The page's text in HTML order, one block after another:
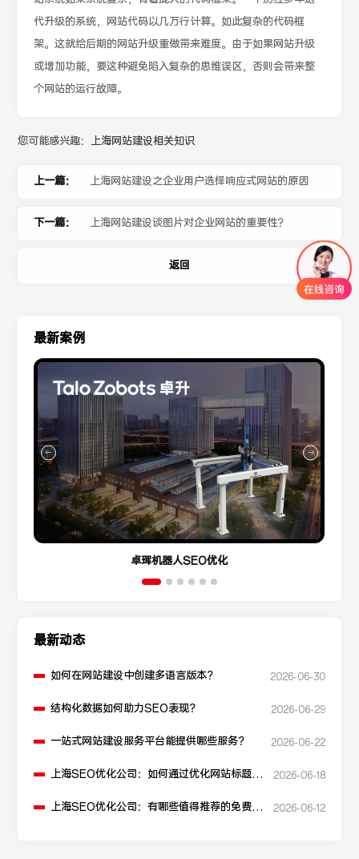
代升级的系统，网站代码以几万行计算。如此复杂的代码框
架。这就给后期的网站升级重做带来难度。由于如果网站升级
或增加功能，要这种避免陷入复杂的思维误区，否则会带来整
个网站的运行故障。
您可能感兴趣： 上海网站建设相关知识
上一篇： 上海网站建设之企业用户选择响应式网站的原因
下一篇： 上海网站建设谈图片对企业网站的重要性？
返回
最新案例
卓珲机器人SEO优化
最新动态
如何在网站建设中创建多语言版本？ 2026-06-30
结构化数据如何助力SEO表现？ 2026-06-29
一站式网站建设服务平台能提供哪些服务？ 2026-06-22
上海SEO优化公司：如何通过优化网站标题提
2026-06-18
上海SEO优化公司：有哪些值得推荐的免费
2026-06-12